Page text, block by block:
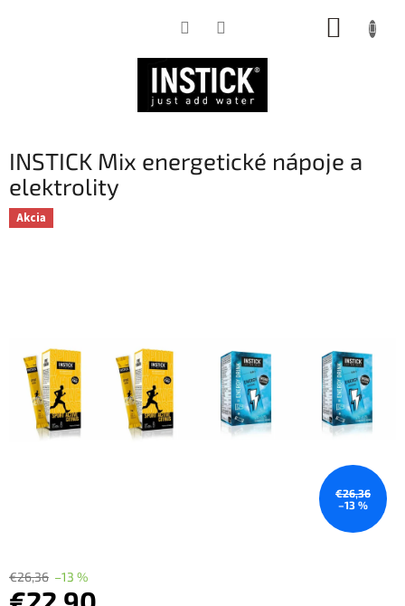
INSTICK Mix energetické nápoje a
elektrolity
Akcia
€26,36
–13 %
€26,36 –13 %